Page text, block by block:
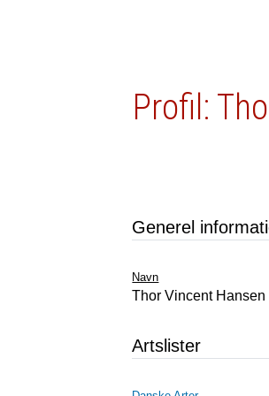
Profil:
Generel
Navn
Thor Vincent Hansen
Artslister